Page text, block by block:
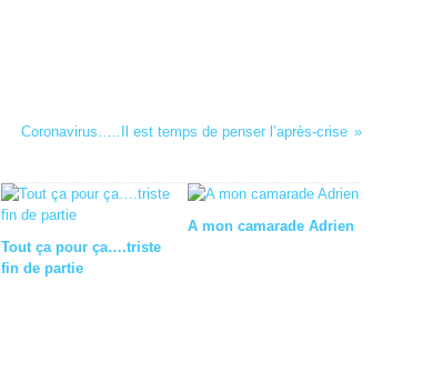
Coronavirus…..Il est temps de penser l’après-crise
Tout ça pour ça….triste
fin de partie
A mon camarade Adrien